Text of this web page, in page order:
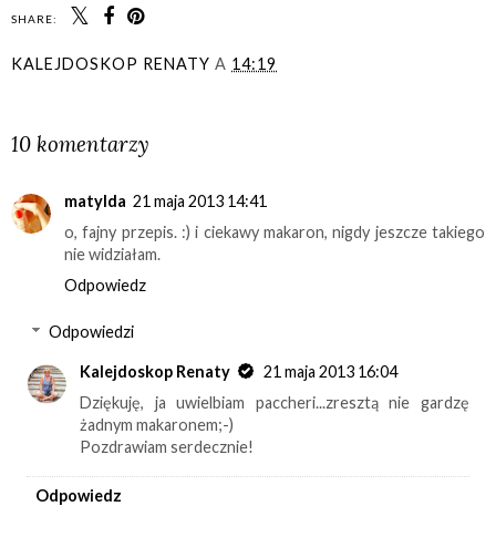
SHARE:
KALEJDOSKOP RENATY A 14:19
10 komentarzy
matylda 21 maja 2013 14:41
o, fajny przepis. :) i ciekawy makaron, nigdy jeszcze takiego
nie widziałam.
Odpowiedz
Odpowiedzi
Kalejdoskop Renaty
21 maja 2013 16:04
Dziękuję, ja uwielbiam paccheri...zresztą nie gardzę
żadnym makaronem;-)
Pozdrawiam serdecznie!
Odpowiedz